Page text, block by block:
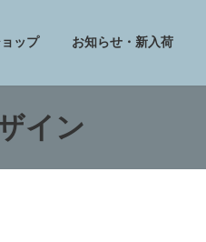
ップ お知らせ・新入荷
イン